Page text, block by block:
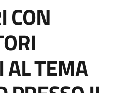
CON
TEMA